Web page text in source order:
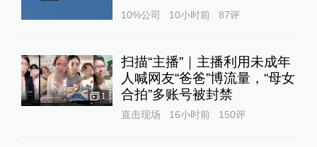
10%公司 10小时前 87评
1
扫描“主播”｜主播利用未成年
人喊网友“爸爸”博流量，“母女
合拍”多账号被封禁
直击现场 16小时前 150评